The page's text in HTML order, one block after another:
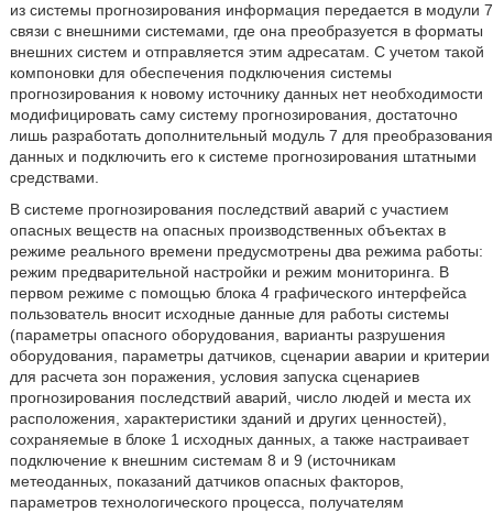
из системы прогнозирования информация передается в модули 7
связи с внешними системами, где она преобразуется в форматы
внешних систем и отправляется этим адресатам. С учетом такой
компоновки для обеспечения подключения системы
прогнозирования к новому источнику данных нет необходимости
модифицировать саму систему прогнозирования, достаточно
лишь разработать дополнительный модуль 7 для преобразования
данных и подключить его к системе прогнозирования штатными
средствами.
В системе прогнозирования последствий аварий с участием
опасных веществ на опасных производственных объектах в
режиме реального времени предусмотрены два режима работы:
режим предварительной настройки и режим мониторинга. В
первом режиме с помощью блока 4 графического интерфейса
пользователь вносит исходные данные для работы системы
(параметры опасного оборудования, варианты разрушения
оборудования, параметры датчиков, сценарии аварии и критерии
для расчета зон поражения, условия запуска сценариев
прогнозирования последствий аварий, число людей и места их
расположения, характеристики зданий и других ценностей),
сохраняемые в блоке 1 исходных данных, а также настраивает
подключение к внешним системам 8 и 9 (источникам
метеоданных, показаний датчиков опасных факторов,
параметров технологического процесса, получателям